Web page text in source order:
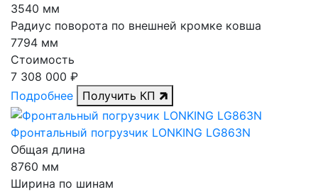
3540 мм
Радиус поворота по внешней кромке ковша
7794 мм
Стоимость
7 308 000 ₽
Подробнее
Получить КП
Фронтальный погрузчик LONKING LG863N
Общая длина
8760 мм
Ширина по шинам